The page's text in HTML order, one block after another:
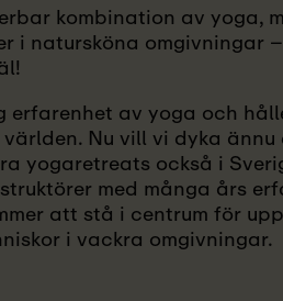
kombination av yoga,
i natursköna omgivningar
erfarenhet av yoga och
Nu vill vi dyka
yogaretreats också i
med många års
att stå i centrum för
i vackra omgivningar.